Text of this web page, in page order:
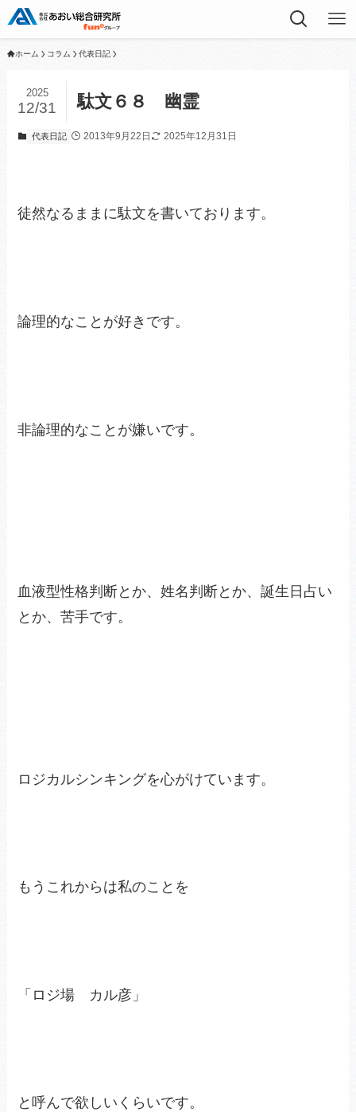
ホーム コラム 代表日記
駄文６８ 幽霊
2025
12/31
代表日記 2013年9月22日 2025年12月31日
徒然なるままに駄文を書いております。
論理的なことが好きです。
非論理的なことが嫌いです。
血液型性格判断とか、姓名判断とか、誕生日占い
とか、苦手です。
ロジカルシンキングを心がけています。
もうこれからは私のことを
「ロジ場 カル彦」
と呼んで欲しいくらいです。